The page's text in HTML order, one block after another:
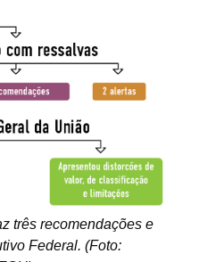
três recomendações e
Federal. (Foto: